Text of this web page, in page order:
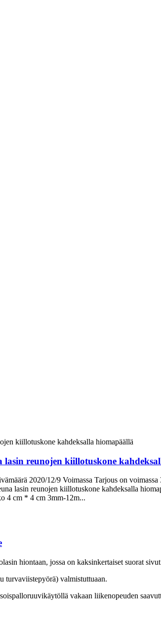
reunojen kiillotuskone
2020/12/9 Voimassa Tarjous on
lasin reunojen kiillotuskone kahdeksalla
4 cm * 4 cm 3mm-12m...
hiontaan, jossa on kaksinkertaiset suorat
turvaviistepyörä) valmistuttuaan.
vakaan liikenopeuden